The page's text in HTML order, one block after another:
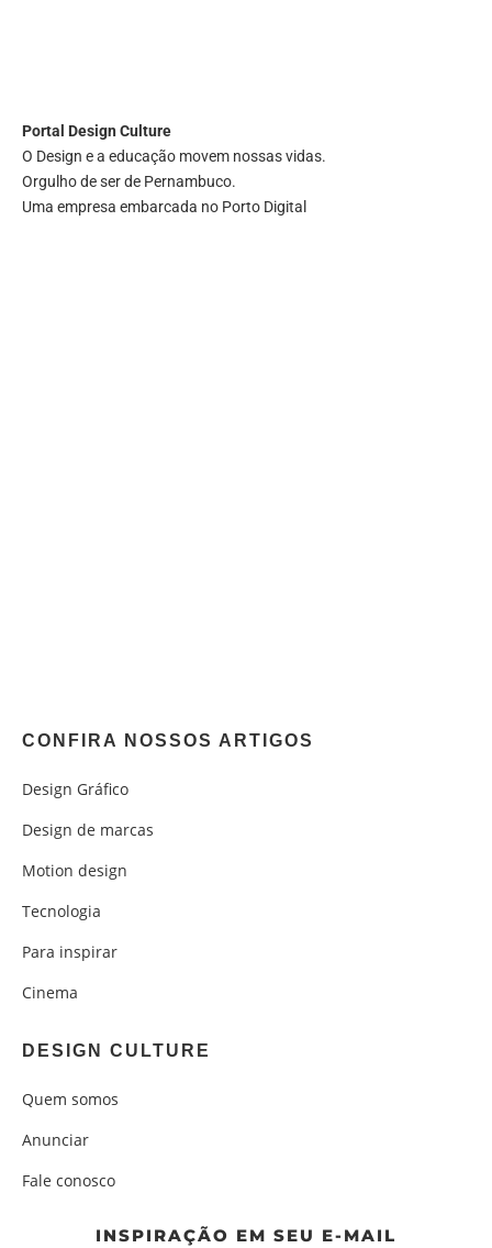
Portal Design Culture
O Design e a educação movem nossas vidas.
Orgulho de ser de Pernambuco.
Uma empresa embarcada no Porto Digital
CONFIRA NOSSOS ARTIGOS
Design Gráfico
Design de marcas
Motion design
Tecnologia
Para inspirar
Cinema
DESIGN CULTURE
Quem somos
Anunciar
Fale conosco
INSPIRAÇÃO EM SEU E-MAIL